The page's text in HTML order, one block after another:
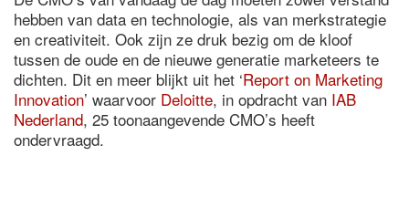
hebben van data en technologie, als van merkstrategie
en creativiteit. Ook zijn ze druk bezig om de kloof
tussen de oude en de nieuwe generatie marketeers te
dichten. Dit en meer blijkt uit het ‘Report on Marketing
Innovation’ waarvoor Deloitte, in opdracht van IAB
Nederland, 25 toonaangevende CMO’s heeft
ondervraagd.